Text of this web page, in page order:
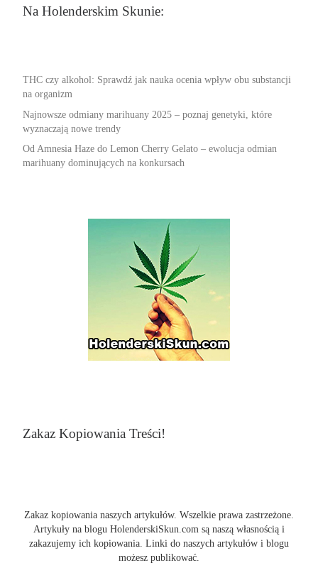
Na Holenderskim Skunie:
THC czy alkohol: Sprawdź jak nauka ocenia wpływ obu substancji
na organizm
Najnowsze odmiany marihuany 2025 – poznaj genetyki, które
wyznaczają nowe trendy
Od Amnesia Haze do Lemon Cherry Gelato – ewolucja odmian
marihuany dominujących na konkursach
Zakaz Kopiowania Treści!
Zakaz kopiowania naszych artykułów. Wszelkie prawa zastrzeżone.
Artykuły na blogu HolenderskiSkun.com są naszą własnością i
zakazujemy ich kopiowania. Linki do naszych artykułów i blogu
możesz publikować.